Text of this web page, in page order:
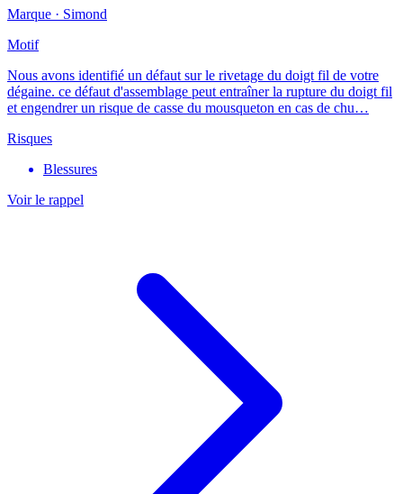
Marque · Simond
Motif
Nous avons identifié un défaut sur le rivetage du doigt fil de votre
dégaine. ce défaut d'assemblage peut entraîner la rupture du doigt fil
et engendrer un risque de casse du mousqueton en cas de chu…
Risques
Blessures
Voir le rappel